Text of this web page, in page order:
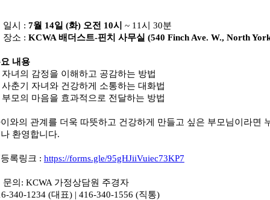
일시 : 7월 14일 (화) 오전 10시 ~ 11시 30분
장소 : KCWA 배더스트-핀치 사무실 (540 Finch Ave. W., North
내용
녀의 감정을 이해하고 공감하는 방법
춘기 자녀와 건강하게 소통하는 대화법
모의 마음을 효과적으로 전달하는 방법
와의 관계를 더욱 따뜻하고 건강하게 만들고 싶은 부모님이라면
환영합니다.
록링크 : https://forms.gle/95gHJiiVuiec73KP7
문의: KCWA 가정상담원 주경자
340-1234 (대표) | 416-340-1556 (직통)